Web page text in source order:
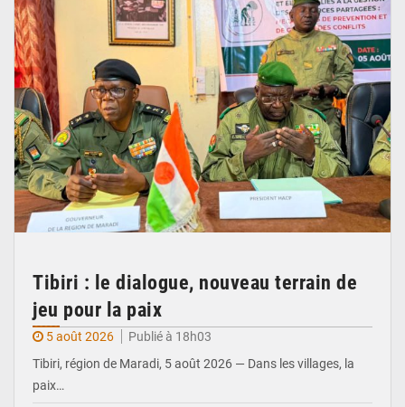
Tibiri : le dialogue, nouveau terrain de
jeu pour la paix
5 août 2026
Publié à 18h03
Tibiri, région de Maradi, 5 août 2026 — Dans les villages, la
paix…